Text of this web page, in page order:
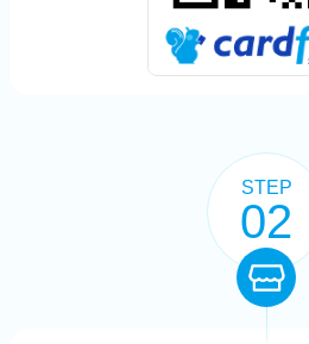
STEP
02